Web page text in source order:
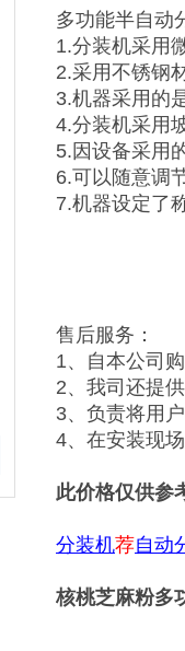
多功能半自动
1.分装机采用
2.采用不锈钢
3.机器采用的
4.分装机采用
5.因设备采用
6.可以随意调
7.机器设定了
售后服务：
1、自本公司
2、我司还提
3、负责将用
4、在安装现
此价格仅供参
分装机荐自动
核桃芝麻粉多